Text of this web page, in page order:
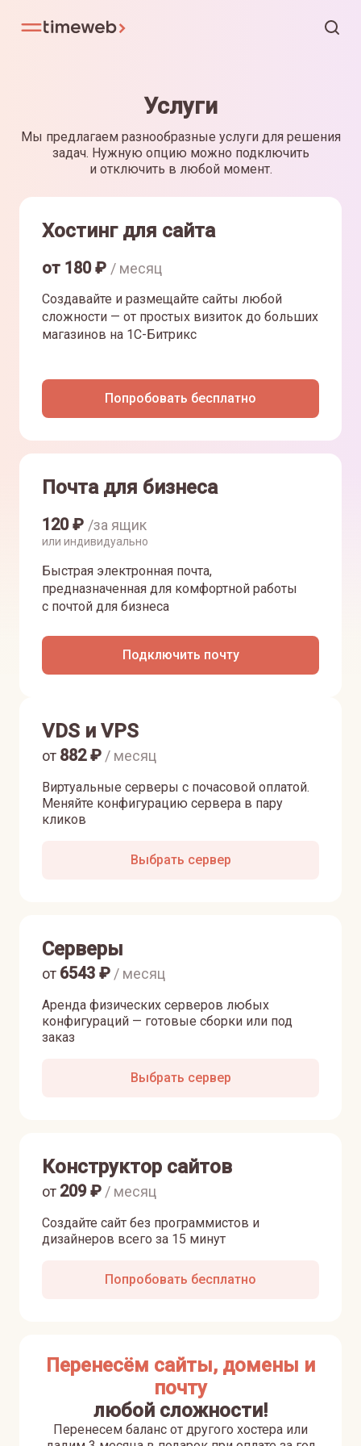
Услуги
Мы предлагаем разнообразные услуги для решения
задач. Нужную опцию можно подключить
и отключить в любой момент.
Хостинг для сайта
от 180₽ / месяц
Создавайте и размещайте сайты любой
сложности — от простых визиток до больших
магазинов на 1С-Битрикс
Попробовать бесплатно
Почта для бизнеса
120₽ /за ящик
или индивидуально
Быстрая электронная почта,
предназначенная для комфортной работы
с почтой для бизнеса
Подключить почту
VDS и VPS
Виртуальные серверы с почасовой оплатой.
Меняйте конфигурацию сервера в пару
кликов
от 882₽ / месяц
Выбрать сервер
Серверы
Аренда физических серверов любых
конфигураций — готовые сборки или под
заказ
от 6543 ₽ / месяц
Выбрать сервер
Конструктор сайтов
Создайте сайт без программистов и
дизайнеров всего за 15 минут
от 209₽ / месяц
Попробовать бесплатно
Перенесём сайты, домены и
почту
любой сложности!
Перенесем баланс от другого хостера или